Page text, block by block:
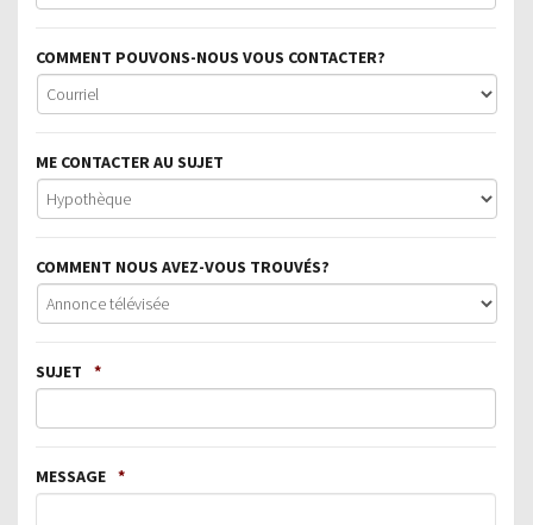
COMMENT POUVONS-NOUS VOUS CONTACTER?
ME CONTACTER AU SUJET
COMMENT NOUS AVEZ-VOUS TROUVÉS?
SUJET *
MESSAGE *